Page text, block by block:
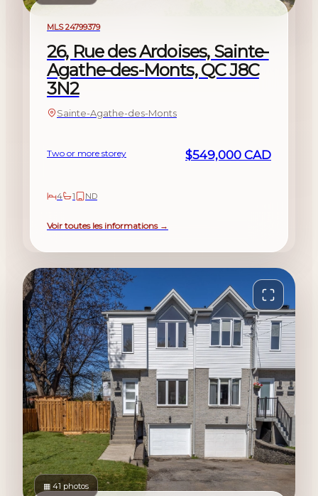
For saleMLS 24799379
26, Rue des Ardoises, Sainte-
Agathe-des-Monts, QC J8C
3N2
Sainte-Agathe-des-Monts
Two or more storey $549,000 CAD
4 1 ND
Voir toutes les informations →
▦ 41 photos